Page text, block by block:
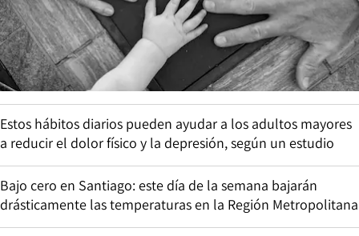
Estos hábitos diarios pueden ayudar a los adultos mayores
a reducir el dolor físico y la depresión, según un estudio
Bajo cero en Santiago: este día de la semana bajarán
drásticamente las temperaturas en la Región Metropolitana